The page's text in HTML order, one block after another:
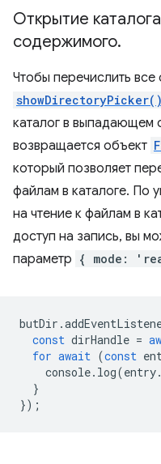
Открытие
содержимого.
Чтобы перечислить все
showDirectoryPicker()
каталог в выпадающем
возвращается объект
который позволяет
файлам в каталоге. По
на чтение к файлам в
доступ на запись, вы
параметр { mode:
butDir .
const dirHandle =
for await (const
console. log(entry.
}
});